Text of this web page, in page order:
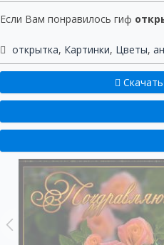
Если Вам понравилось гиф
открытка, Картинки, Цветы,
Скачать